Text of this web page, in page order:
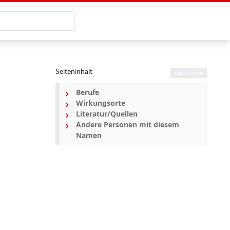
Seiteninhalt
Berufe
Wirkungsorte
Literatur/Quellen
Andere Personen mit diesem
Namen